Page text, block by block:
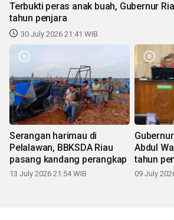
Terbukti peras anak buah, Gubernur
tahun penjara
30 July 2026 21:41 WIB
Serangan harimau di
Pelalawan, BBKSDA Riau
pasang kandang perangkap
13 July 2026 21:54 WIB
Abdul
tahun
09 July